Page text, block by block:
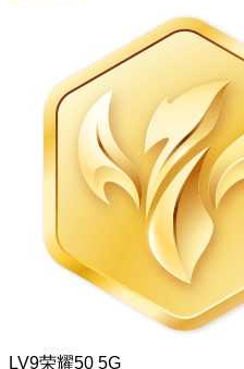
LV9荣耀50 5G